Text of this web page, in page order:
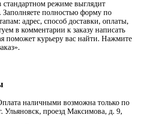
стандартном режиме выглядит
полностью форму по
адрес, способ доставки, оплаты,
в комментарии к заказу написать
поможет курьеру вас найти. Нажмите
наличными возможна только по
Ульяновск, проезд Максимова, д. 9,